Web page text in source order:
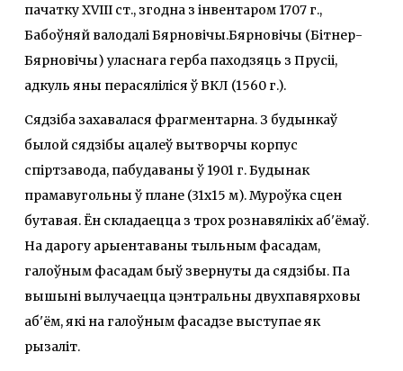
пачатку XVIII ст., згодна з інвентаром 1707 г.,
Бабоўняй валодалі Бярновічы.Бярновічы (Бітнер-
Бярновічы) уласнага герба паходзяць з Прусіі,
адкуль яны перасяліліся ў ВКЛ (1560 г.).
Сядзіба захавалася фрагментарна. З будынкаў
былой сядзібы ацалеў вытворчы корпус
спіртзавода, пабудаваны ў 1901 г. Будынак
прамавугольны ў плане (31х15 м). Муроўка сцен
бутавая. Ён складаецца з трох рознавялікіх аб'ёмаў.
На дарогу арыентаваны тыльным фасадам,
галоўным фасадам быў звернуты да сядзібы. Па
вышыні вылучаецца цэнтральны двухпавярховы
аб'ём, які на галоўным фасадзе выступае як
рызаліт.